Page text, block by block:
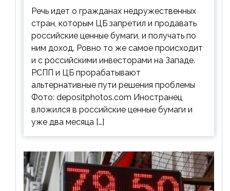
Речь идет о гражданах недружественных
стран, которым ЦБ запретил и продавать
российские ценные бумаги, и получать по
ним доход. Ровно то же самое происходит
и с российскими инвесторами на Западе.
РСПП и ЦБ прорабатывают
альтернативные пути решения проблемы
Фото: depositphotos.com Иностранец
вложился в российские ценные бумаги и
уже два месяца […]